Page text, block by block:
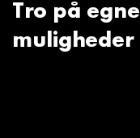
Tro på